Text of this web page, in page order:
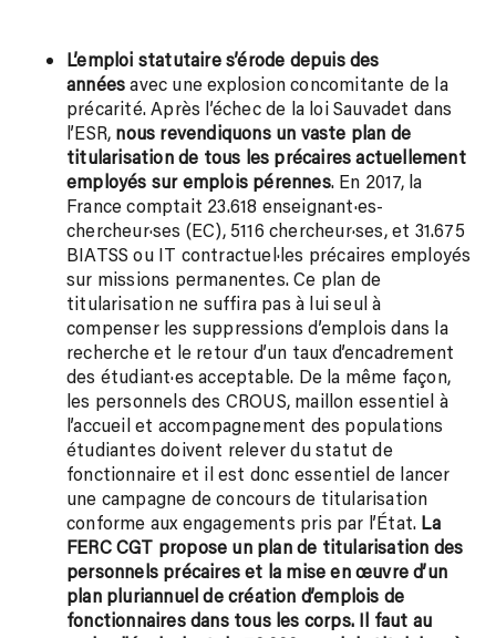
L’emploi statutaire s’érode depuis des
annéesavec une explosion concomitante de la
précarité. Après l’échec de la loi Sauvadet dans
l’ESR, nous revendiquons un vaste plan de
titularisation de tous les précaires actuellement
employés sur emplois pérennes. En 2017, la
France comptait 23.618 enseignant·es-
chercheur·ses (EC), 5116 chercheur·ses, et 31.675
BIATSS ou IT contractuel·les précaires employés
sur missions permanentes. Ce plan de
titularisation ne suffira pas à lui seul à
compenser les suppressions d’emplois dans la
recherche et le retour d’un taux d’encadrement
des étudiant·es acceptable. De la même façon,
les personnels des CROUS, maillon essentiel à
l’accueil et accompagnement des populations
étudiantes doivent relever du statut de
fonctionnaire et il est donc essentiel de lancer
une campagne de concours de titularisation
conforme aux engagements pris par l’État. La
FERC CGT propose un plan de titularisation des
personnels précaires et la mise en œuvre d’un
plan pluriannuel de création d’emplois de
fonctionnaires dans tous les corps. Il faut au